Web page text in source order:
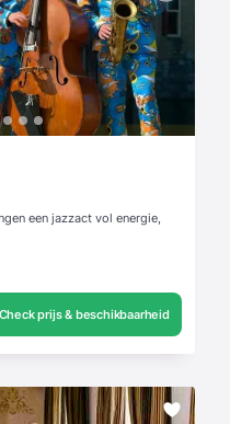
een jazzact vol energie,
Check prijs & beschikbaarheid